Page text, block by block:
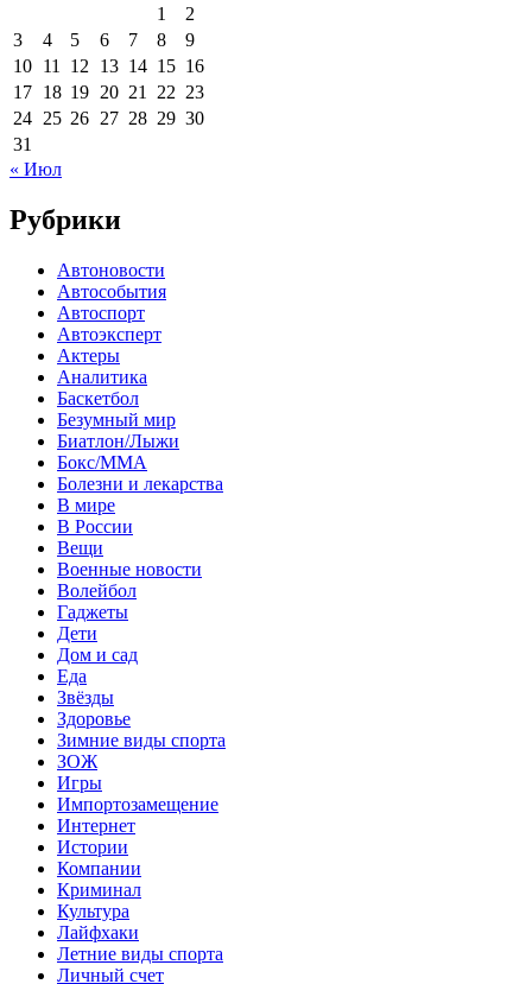
1
2
3
4 5 6 7 8
9
10 11 12 13 14 15 16
17 18 19 20 21 22 23
24 25 26 27 28 29 30
31
« Июл
Рубрики
Автоновости
Автособытия
Автоспорт
Автоэксперт
Актеры
Аналитика
Баскетбол
Безумный мир
Биатлон/Лыжи
Бокс/MMA
Болезни и лекарства
В мире
В России
Вещи
Военные новости
Волейбол
Гаджеты
Дети
Дом и сад
Еда
Звёзды
Здоровье
Зимние виды спорта
ЗОЖ
Игры
Импортозамещение
Интернет
Истории
Компании
Криминал
Культура
Лайфхаки
Летние виды спорта
Личный счет